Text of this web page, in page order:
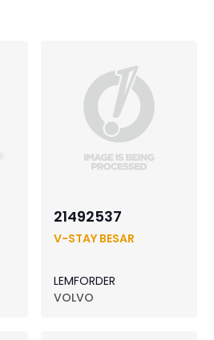
21492537
V-STAY BESAR
LEMFORDER
VOLVO